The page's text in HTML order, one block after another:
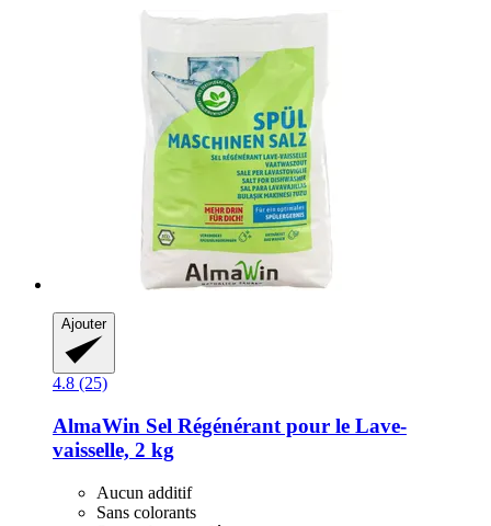
Ajouter
4.8 (25)
AlmaWin Sel Régénérant pour le Lave-​
vaisselle, 2 kg
Aucun additif
Sans colorants